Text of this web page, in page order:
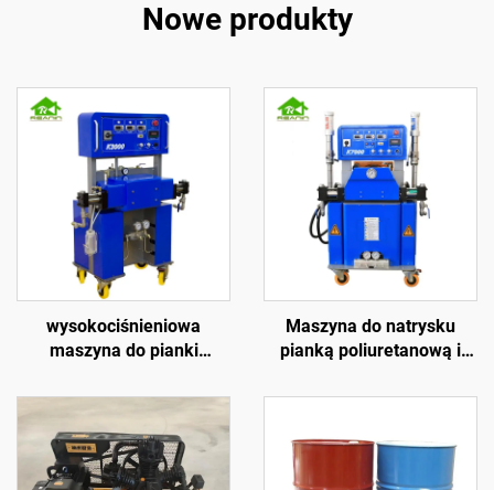
Nowe produkty
wysokociśnieniowa
maszyna do pianki
izolacji ścian i natrysku
Maszyna do natrysku
pianką poliuretanową i
certyfikatem CE